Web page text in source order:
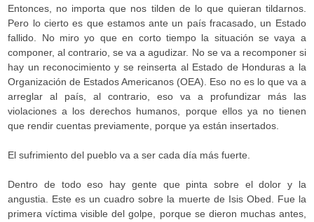
Entonces, no importa que nos tilden de lo que quieran tildarnos.
Pero lo cierto es que estamos ante un país fracasado, un Estado
fallido. No miro yo que en corto tiempo la situación se vaya a
componer, al contrario, se va a agudizar. No se va a recomponer si
hay un reconocimiento y se reinserta al Estado de Honduras a la
Organización de Estados Americanos (OEA). Eso no es lo que va a
arreglar al país, al contrario, eso va a profundizar más las
violaciones a los derechos humanos, porque ellos ya no tienen
que rendir cuentas previamente, porque ya están insertados.
El sufrimiento del pueblo va a ser cada día más fuerte.
Dentro de todo eso hay gente que pinta sobre el dolor y la
angustia. Este es un cuadro sobre la muerte de Isis Obed. Fue la
primera víctima visible del golpe, porque se dieron muchas antes,